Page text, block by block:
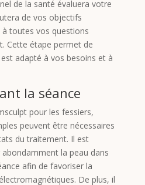
de la santé évaluera votre
de vos objectifs
toutes vos questions
Cette étape permet de
est adapté à vos besoins et à
la séance
pour les fessiers,
peuvent être nécessaires
du traitement. Il est
la peau dans
afin de favoriser la
De plus, il